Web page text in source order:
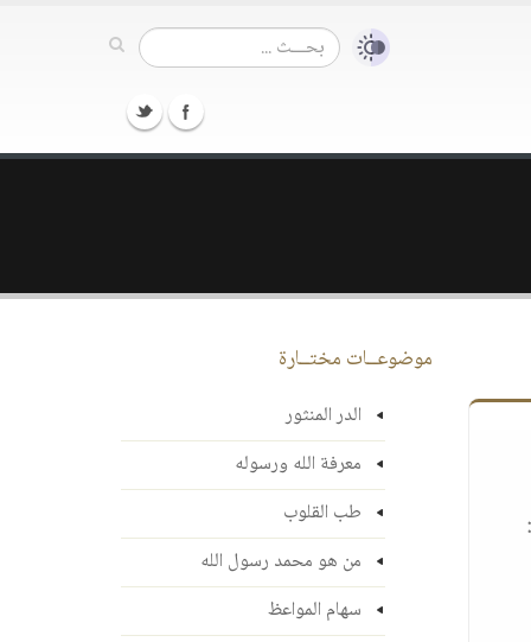
موضوعــات مختــارة
الدر المنثور
معرفة الله ورسوله
طب القلوب
من هو محمد رسول الله
سهام المواعظ